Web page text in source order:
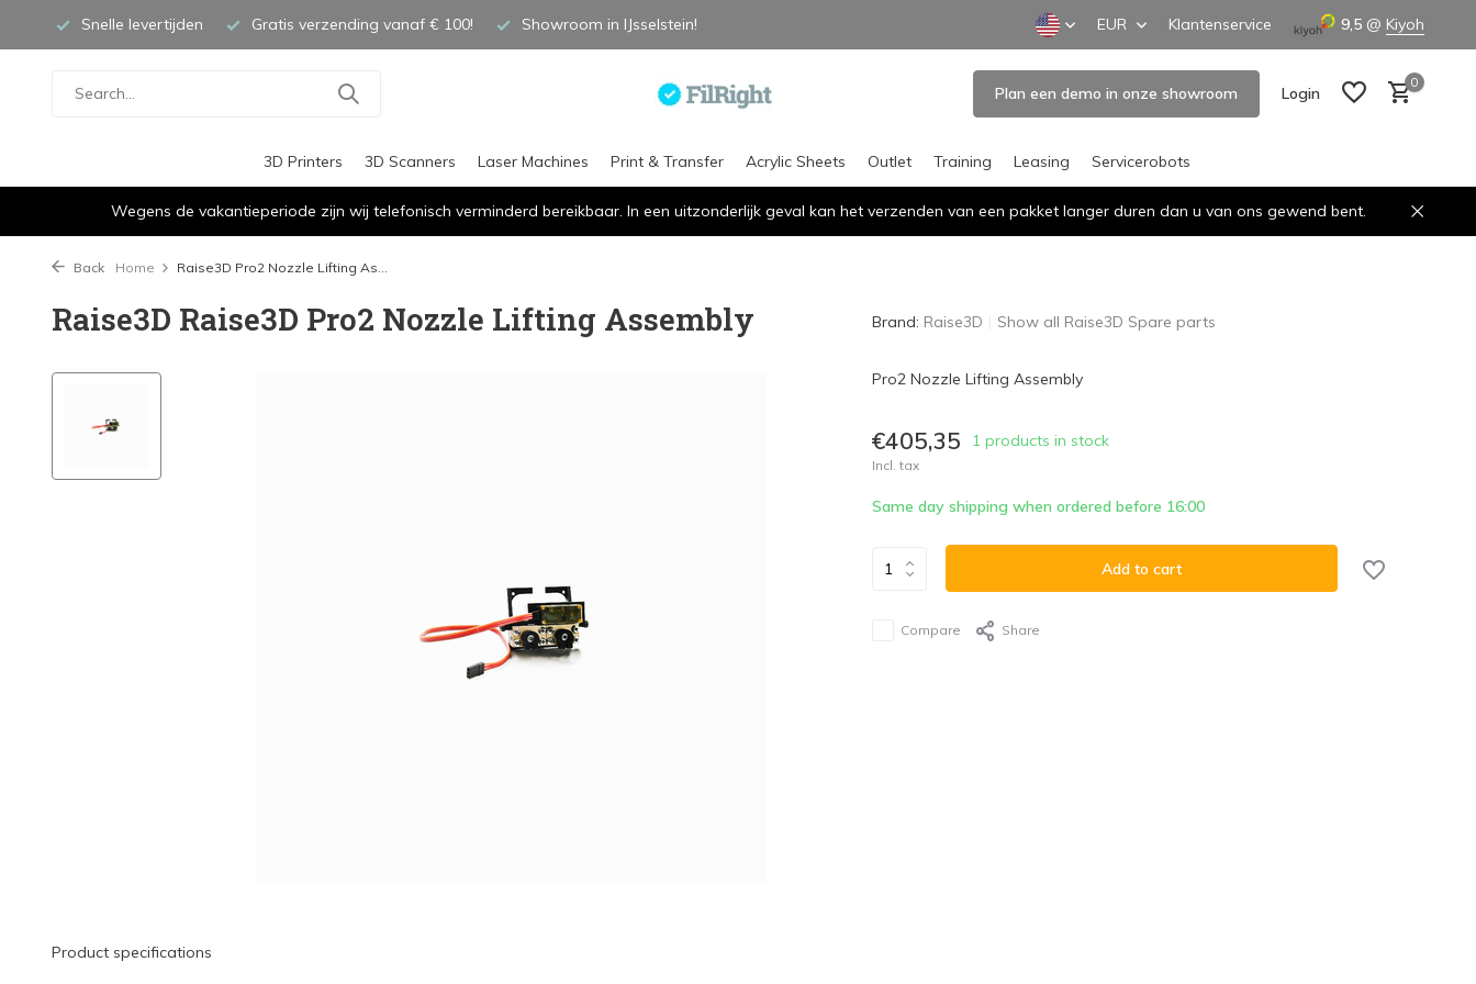
Snelle levertijden Gratis verzending vanaf € 100! Showroom in IJsselstein! EUR Klantenservice 9,5 @ Kiyoh
Plan een demo in onze showroom Login
0
3D Printers 3D Scanners Laser Machines Print & Transfer Acrylic Sheets Outlet Training Leasing Servicerobots
Wegens de vakantieperiode zijn wij telefonisch verminderd bereikbaar. In een uitzonderlijk geval kan het verzenden van een pakket langer duren dan u van ons gewend bent.
Back Home Raise3D Pro2 Nozzle Lifting As...
Raise3D Raise3D Pro2 Nozzle Lifting Assembly
Product specifications
Brand: Raise3D Show all Raise3D Spare parts
Pro2 Nozzle Lifting Assembly
€405,35 1 products in stock
Incl. tax
Same day shipping when ordered before 16:00
Add to cart
Compare Share